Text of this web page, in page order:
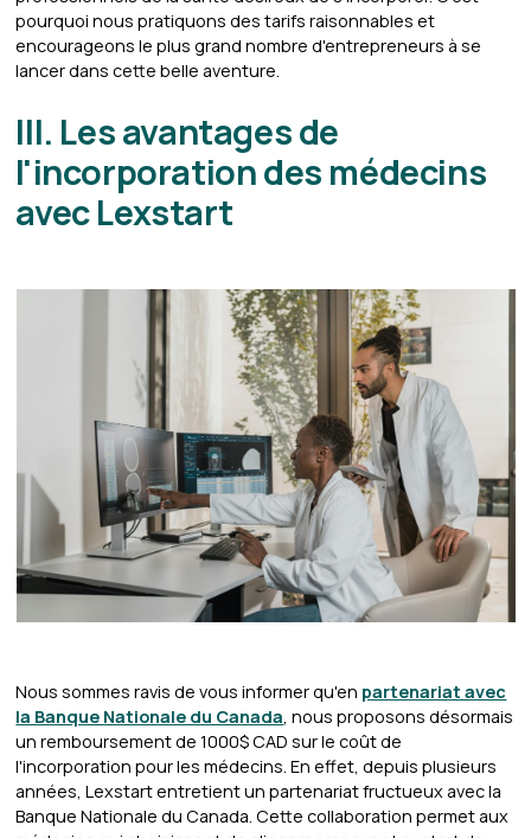
pourquoi nous pratiquons des tarifs raisonnables et
encourageons le plus grand nombre d'entrepreneurs à se
lancer dans cette belle aventure.
III. Les avantages de
l'incorporation des médecins
avec Lexstart
Nous sommes ravis de vous informer qu'en partenariat avec
la Banque Nationale du Canada, nous proposons désormais
un remboursement de 1000$ CAD sur le coût de
l'incorporation pour les médecins. En effet, depuis plusieurs
années, Lexstart entretient un partenariat fructueux avec la
Banque Nationale du Canada. Cette collaboration permet aux